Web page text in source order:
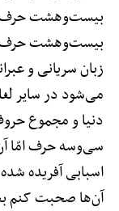
بیست‌وهشت حرف
بیست‌وهشت حرف،
زبان سریانی و
می‌شود در سایر
دنیا و مجموع
سی‌وسه حرف امّا
اسبابی آفریده
آن‌ها صحبت کنم